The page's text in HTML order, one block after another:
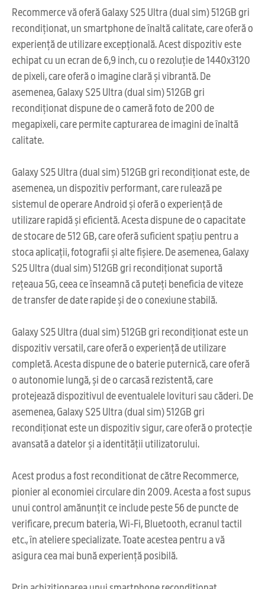
Recommerce vă oferă Galaxy S25 Ultra (dual sim) 512GB gri
recondiționat, un smartphone de înaltă calitate, care oferă o
experiență de utilizare excepțională. Acest dispozitiv este
echipat cu un ecran de 6,9 inch, cu o rezoluție de 1440x3120
de pixeli, care oferă o imagine clară și vibrantă. De
asemenea, Galaxy S25 Ultra (dual sim) 512GB gri
recondiționat dispune de o cameră foto de 200 de
megapixeli, care permite capturarea de imagini de înaltă
calitate.
Galaxy S25 Ultra (dual sim) 512GB gri recondiționat este, de
asemenea, un dispozitiv performant, care rulează pe
sistemul de operare Android și oferă o experiență de
utilizare rapidă și eficientă. Acesta dispune de o capacitate
de stocare de 512 GB, care oferă suficient spațiu pentru a
stoca aplicații, fotografii și alte fișiere. De asemenea, Galaxy
S25 Ultra (dual sim) 512GB gri recondiționat suportă
rețeaua 5G, ceea ce înseamnă că puteți beneficia de viteze
de transfer de date rapide și de o conexiune stabilă.
Galaxy S25 Ultra (dual sim) 512GB gri recondiționat este un
dispozitiv versatil, care oferă o experiență de utilizare
completă. Acesta dispune de o baterie puternică, care oferă
o autonomie lungă, și de o carcasă rezistentă, care
protejează dispozitivul de eventualele lovituri sau căderi. De
asemenea, Galaxy S25 Ultra (dual sim) 512GB gri
recondiționat este un dispozitiv sigur, care oferă o protecție
avansată a datelor și a identității utilizatorului.
Acest produs a fost reconditionat de către Recommerce,
pionier al economiei circulare din 2009. Acesta a fost supus
unui control amănunțit ce include peste 56 de puncte de
verificare, precum bateria, Wi-Fi, Bluetooth, ecranul tactil
etc., în ateliere specializate. Toate acestea pentru a vă
asigura cea mai bună experiență posibilă.